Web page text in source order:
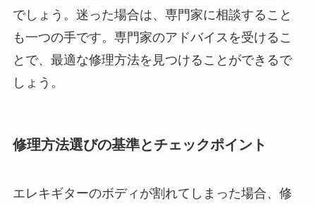
でしょう。迷った場合は、専門家に相談すること
も一つの手です。専門家のアドバイスを受けるこ
とで、最適な修理方法を見つけることができるで
しょう。
修理方法選びの基準とチェックポイント
エレキギターのボディが割れてしまった場合、修